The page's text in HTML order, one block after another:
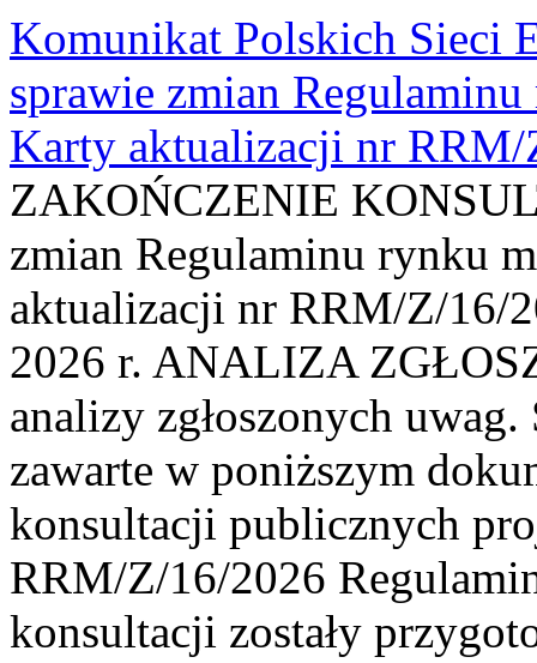
Komunikat Polskich Sieci
sprawie zmian
Karty aktualizacji nr
ZAKOŃCZENIE
zmian Regulaminu rynku
aktualizacji nr RRM/Z/16/
2026 r. ANALIZA
analizy zgłoszonych
zawarte w poniższym
konsultacji publicznych
RRM/Z/16/2026
konsultacji zostały